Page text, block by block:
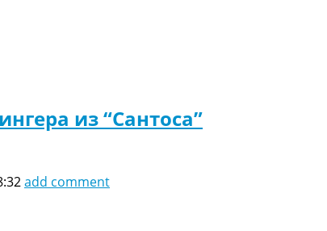
из “Сантоса”
add comment